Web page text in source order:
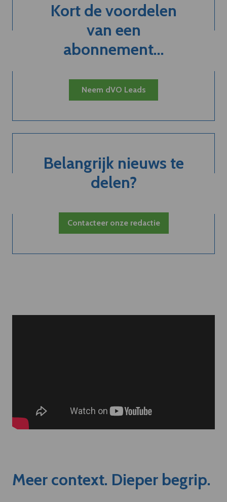
Kort de voordelen
van een
abonnement...
Neem dVO Leads
Belangrijk nieuws te
delen?
Contacteer onze redactie
Meer context. Dieper begrip.